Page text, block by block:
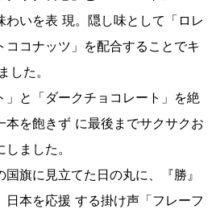
わいを表 現。隠し味として「ロレ
ココナッツ」を配合することでキ
した。
」と「ダークチョコレート」を絶
本を飽きず に最後までサクサクお
ました。
国旗に見立てた日の丸に、『勝』
日本を応援 する掛け声「フレーフ